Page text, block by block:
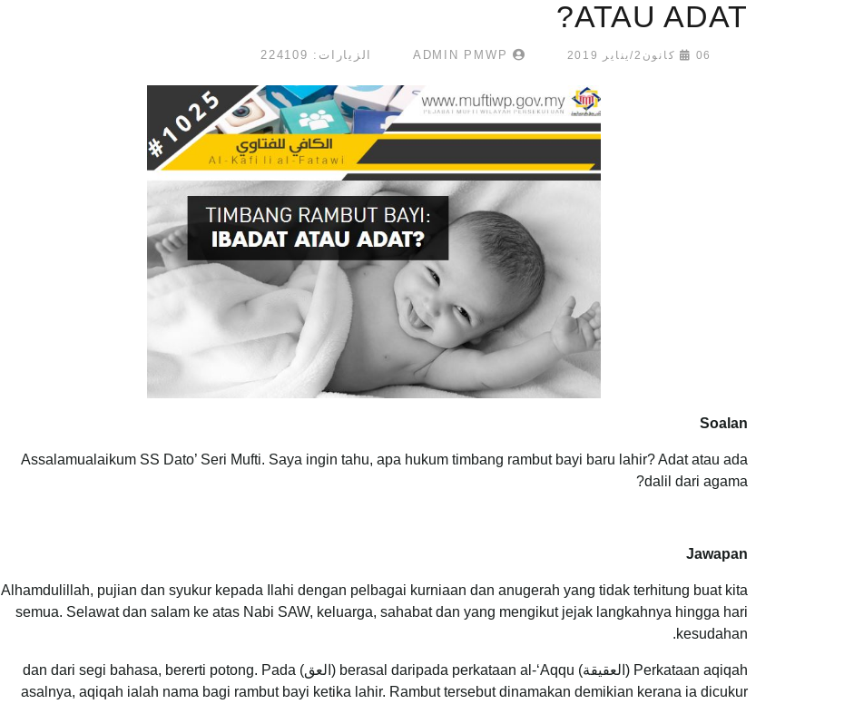
ATAU ADAT?
06 كانون2/يناير 2019 الزيارات: 224109
Soalan
Assalamualaikum SS Dato’ Seri Mufti. Saya ingin tahu, apa hukum timbang rambut bayi baru lahir? Adat atau ada
dalil dari agama?
Jawapan
Alhamdulillah, pujian dan syukur kepada Ilahi dengan pelbagai kurniaan dan anugerah yang tidak terhitung buat kita
semua. Selawat dan salam ke atas Nabi SAW, keluarga, sahabat dan yang mengikut jejak langkahnya hingga hari
kesudahan.
Perkataan aqiqah (العقيقة) berasal daripada perkataan al-‘Aqqu (العق) dan dari segi bahasa, bererti potong. Pada
asalnya, aqiqah ialah nama bagi rambut bayi ketika lahir. Rambut tersebut dinamakan demikian kerana ia dicukur